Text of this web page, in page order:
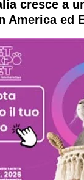
cresce a
America ed